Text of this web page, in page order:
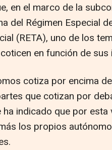
en el marco de la
del Régimen Especial
(RETA), uno de los
en función de sus
cotiza por encima
que cotizan por
indicado que por esta
los propios